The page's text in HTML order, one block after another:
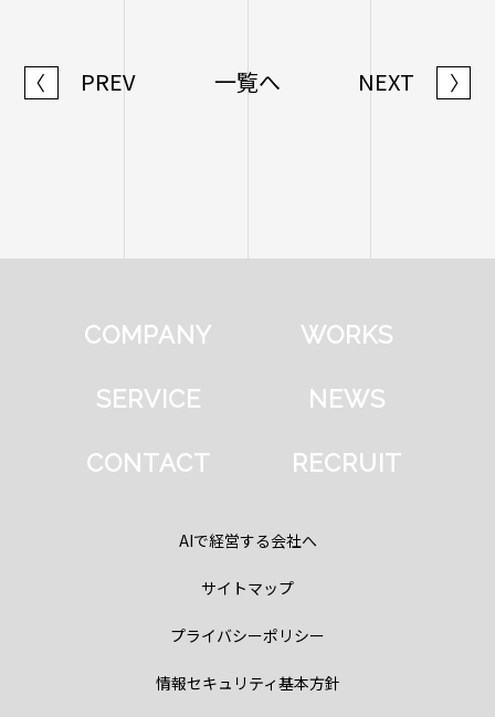
〈 PREV 一覧へ NEXT 〉
COMPANY WORKS
SERVICE NEWS
CONTACT RECRUIT
AIで経営する会社へ
サイトマップ
プライバシーポリシー
情報セキュリティ基本方針